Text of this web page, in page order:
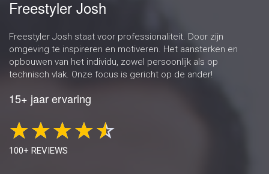
Freestyler Josh
Freestyler Josh staat voor professionaliteit. Door zijn
omgeving te inspireren en motiveren. Het aansterken en
opbouwen van het individu, zowel persoonlijk als op
technisch vlak. Onze focus is gericht op de ander!
15+ jaar ervaring
100+ REVIEWS